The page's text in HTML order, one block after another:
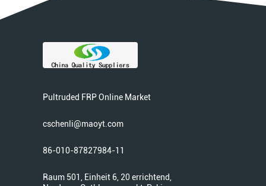
Pultruded FRP Online Market
cschenli@maoyt.com
86-010-87827984-11
Raum 501, Einheit 6, 20 errichtend,